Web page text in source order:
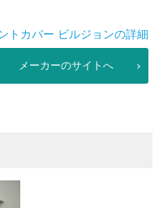
トカバー ビルジョンの詳細
メーカーのサイトへ